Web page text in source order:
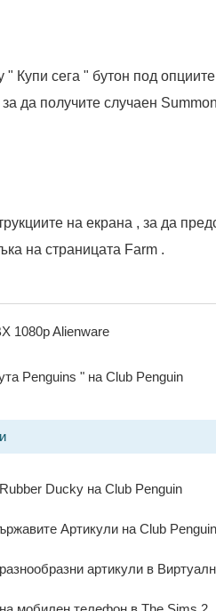
" Купи сега " бутон под
да получите случаен
на екрана , за да
на страницата Farm .
1080p Alienware
Penguins " на Club Penguin
Ducky на Club Penguin
Артикули на Club Penguin
артикули в